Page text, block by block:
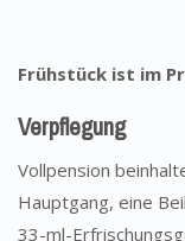
Frühstück ist im
Verpflegung
Vollpension
Hauptgang, eine
33-ml-